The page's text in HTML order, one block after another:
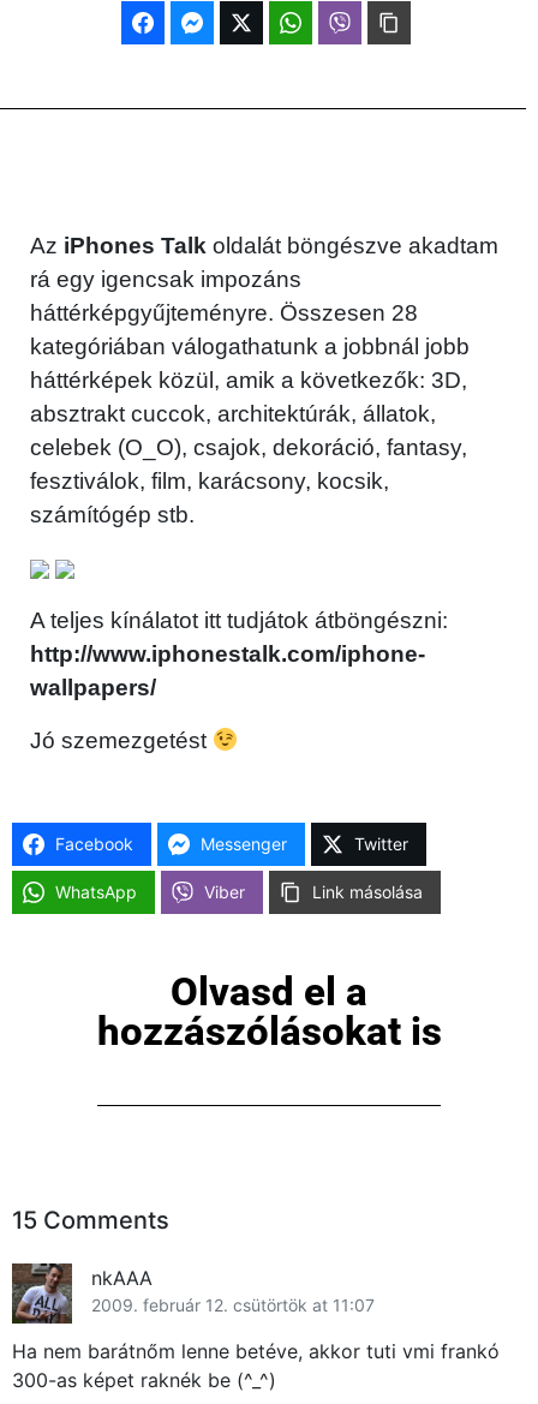
Az iPhones Talk oldalát böngészve akadtam
rá egy igencsak impozáns
háttérképgyűjteményre. Összesen 28
kategóriában válogathatunk a jobbnál jobb
háttérképek közül, amik a következők: 3D,
absztrakt cuccok, architektúrák, állatok,
celebek (O_O), csajok, dekoráció, fantasy,
fesztiválok, film, karácsony, kocsik,
számítógép stb.
A teljes kínálatot itt tudjátok átböngészni:
http://www.iphonestalk.com/iphone-
wallpapers/
Jó szemezgetést
Facebook Messenger Twitter
WhatsApp Viber Link másolása
Olvasd el a
hozzászólásokat is
15 Comments
nkAAA
2009. február 12. csütörtök at 11:07
Ha nem barátnőm lenne betéve, akkor tuti vmi frankó
300-as képet raknék be (^_^)